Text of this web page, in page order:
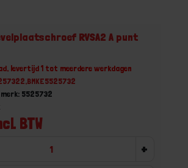
RVSA2 A punt
levertijd 1 tot meerdere werkdagen
5525732
BTW
+